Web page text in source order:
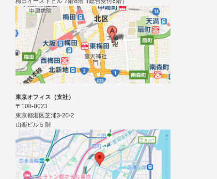
東京オフィス（支社）
〒108-0023
東京都港区芝浦3-20-2
山楽ビル５階